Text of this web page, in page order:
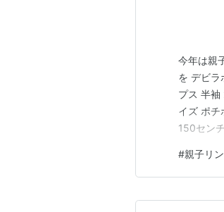
今年は親
を デビラ
プス 半
イズ ポ
150セン
💀
#親子リ